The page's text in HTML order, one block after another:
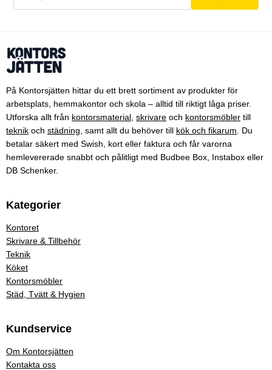
På Kontorsjätten hittar du ett brett sortiment av produkter för
arbetsplats, hemmakontor och skola – alltid till riktigt låga priser.
Utforska allt från kontorsmaterial skrivare och kontorsmöbler till
teknik och städning , samt allt du behöver till kök och fikarum . Du
betalar säkert med Swish, kort eller faktura och får varorna
hemlevererade snabbt och pålitligt med Budbee Box, Instabox eller
DB Schenker.
Kategorier
Kontoret
Skrivare & Tillbehör
Teknik
Köket
Kontorsmöbler
Städ, Tvätt & Hygien
Kundservice
Om Kontorsjätten
Kontakta oss